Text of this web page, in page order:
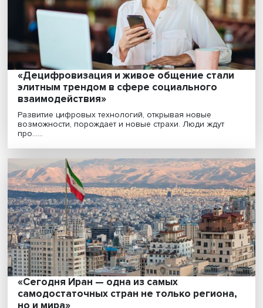
Непредсказуемое завтра: в мировой
экономике начался глобальный шторм
Мировая экономика вошла в зону повышенной
турбулентности, и в ближайшее время ситуация
......
Леонид Григорьев: суммарный объем
мировой экономики от антироссийских